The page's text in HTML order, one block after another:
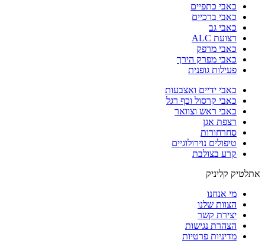
כאבי כתפיים
כאבי ברכיים
כאבי גב
רצועת ALC
כאבי מרפק
כאבי מפרק הירך
פעילות גופנית
כאבי ידיים ואצבעות
כאבי קרסול וכף רגל
כאבי ראש וצוואר
רצפת אגן
סחרחורות
טיפולים נוירולוגיים
קרע בצולבת
אתלטיק קליניק
מי אנחנו
הצוות שלנו
יצירת קשר
הצהרת נגישות
מדיניות פרטיות